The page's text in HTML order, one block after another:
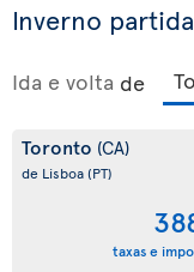
Inverno
Ida e volta de
Toronto (CA)
de Lisboa(PT)
taxas e